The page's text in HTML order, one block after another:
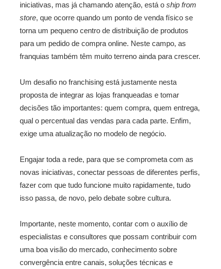
iniciativas, mas já chamando atenção, está o ship from
store, que ocorre quando um ponto de venda físico se
torna um pequeno centro de distribuição de produtos
para um pedido de compra online. Neste campo, as
franquias também têm muito terreno ainda para crescer.
Um desafio no franchising está justamente nesta
proposta de integrar as lojas franqueadas e tomar
decisões tão importantes: quem compra, quem entrega,
qual o percentual das vendas para cada parte. Enfim,
exige uma atualização no modelo de negócio.
Engajar toda a rede, para que se comprometa com as
novas iniciativas, conectar pessoas de diferentes perfis,
fazer com que tudo funcione muito rapidamente, tudo
isso passa, de novo, pelo debate sobre cultura.
Importante, neste momento, contar com o auxílio de
especialistas e consultores que possam contribuir com
uma boa visão do mercado, conhecimento sobre
convergência entre canais, soluções técnicas e